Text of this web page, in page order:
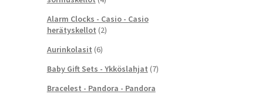
Alarm Clocks - Casio - Casio
herätyskellot (2)
Aurinkolasit (6)
Baby Gift Sets - Ykköslahjat (7)
Bracelest - Pandora - Pandora